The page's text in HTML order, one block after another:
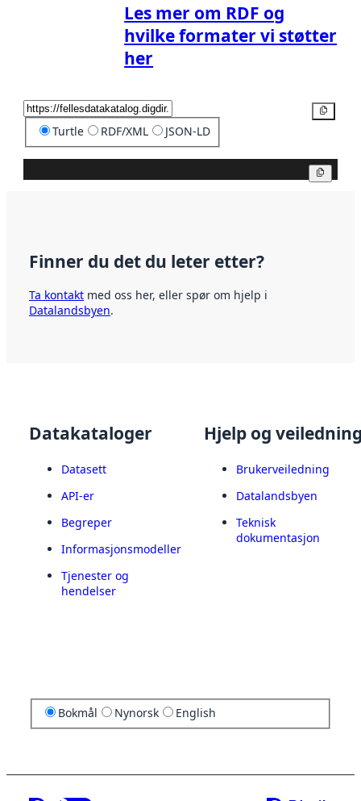
Les mer om RDF og
hvilke formater vi støtter
her
Turtle RDF/XML JSON-LD
Finner du det du leter etter?
Ta kontakt med oss her, eller spør om hjelp i
Datalandsbyen.
Datakataloger
Datasett
API-er
Begreper
Informasjonsmodeller
Tjenester og
hendelser
Hjelp og
Brukerveiledning
Datalandsbyen
Teknisk
dokumentasjon
Bokmål Nynorsk English